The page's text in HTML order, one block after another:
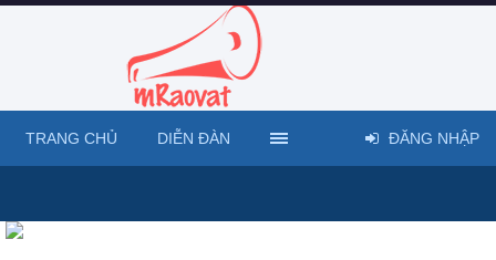
TRANG CHỦ DIỄN ĐÀN ĐĂNG NHẬP